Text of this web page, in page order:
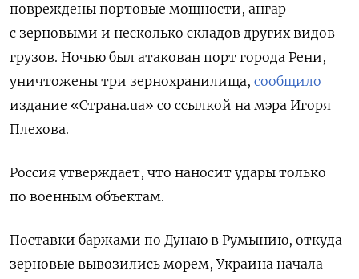
повреждены портовые мощности, ангар
с зерновыми и несколько складов других видов
грузов. Ночью был атакован порт города Рени,
уничтожены три зернохранилища, сообщило
издание «Страна.ua» со ссылкой на мэра Игоря
Плехова.
Россия утверждает, что наносит удары только
по военным объектам.
Поставки баржами по Дунаю в Румынию, откуда
зерновые вывозились морем, Украина начала